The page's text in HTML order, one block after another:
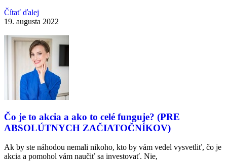
Čítať ďalej
19. augusta 2022
Čo je to akcia a ako to celé funguje? (PRE
ABSOLÚTNYCH ZAČIATOČNÍKOV)
Ak by ste náhodou nemali nikoho, kto by vám vedel vysvetliť, čo je
akcia a pomohol vám naučiť sa investovať. Nie,